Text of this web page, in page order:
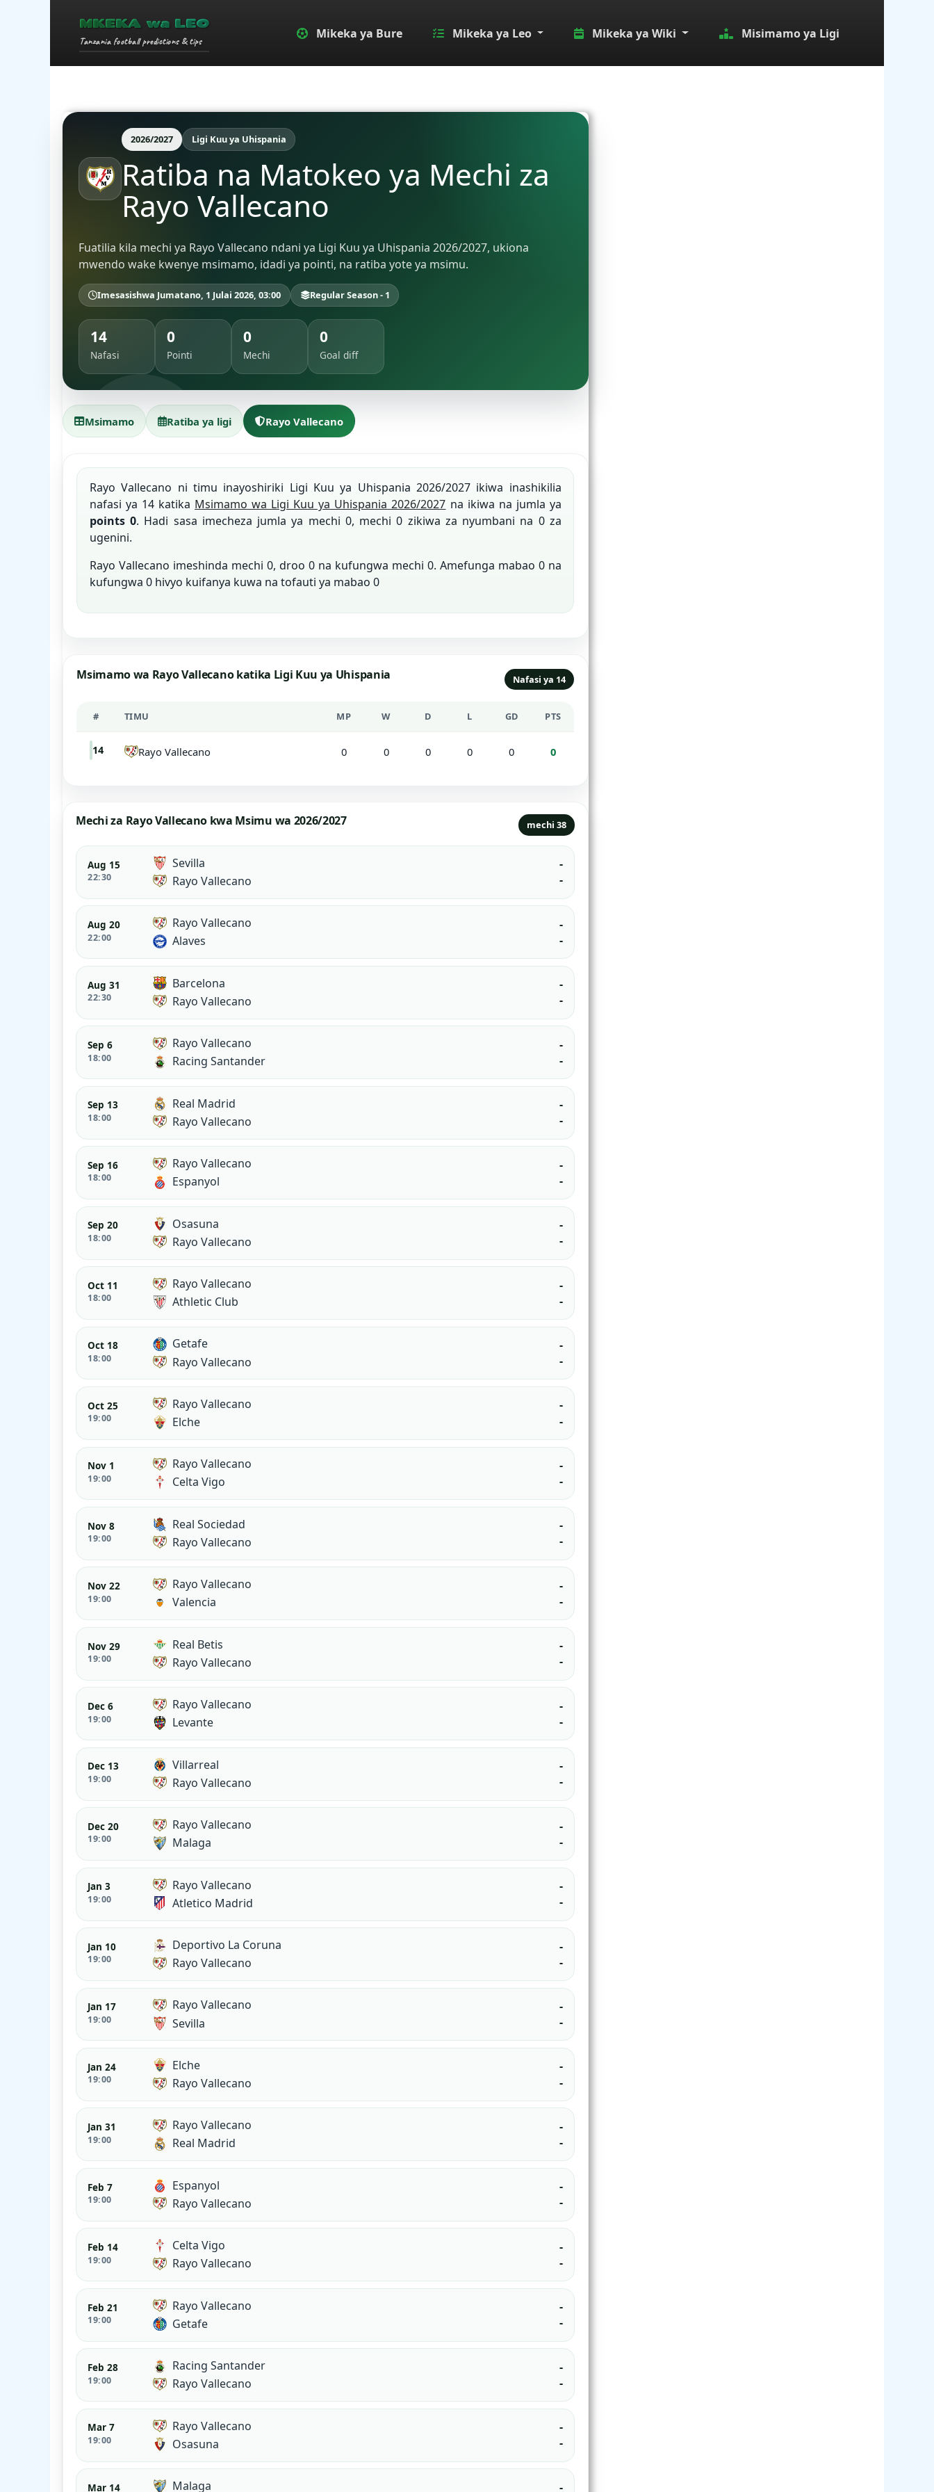
MKEKA wa LEO
Tanzania football predictions & tips
Mikeka ya Bure Mikeka ya Leo Mikeka ya Wiki Misimamo ya Ligi
2026/2027 Ligi Kuu ya Uhispania
Ratiba na Matokeo ya Mechi za
Rayo Vallecano
Fuatilia kila mechi ya Rayo Vallecano ndani ya Ligi Kuu ya Uhispania 2026/2027, ukiona
mwendo wake kwenye msimamo, idadi ya pointi, na ratiba yote ya msimu.
Imesasishwa Jumatano, 1 Julai 2026, 03:00 Regular Season - 1
14
Nafasi
0
Pointi
0
Mechi
0
Goal diff
Msimamo Ratiba ya ligi Rayo Vallecano
Rayo Vallecano ni timu inayoshiriki Ligi Kuu ya Uhispania 2026/2027 ikiwa inashikilia
nafasi ya 14 katika Msimamo wa Ligi Kuu ya Uhispania 2026/2027 na ikiwa na jumla ya
points 0. Hadi sasa imecheza jumla ya mechi 0, mechi 0 zikiwa za nyumbani na 0 za
ugenini.
Rayo Vallecano imeshinda mechi 0, droo 0 na kufungwa mechi 0. Amefunga mabao 0 na
kufungwa 0 hivyo kuifanya kuwa na tofauti ya mabao 0
Msimamo wa Rayo Vallecano katika Ligi Kuu ya Uhispania Nafasi ya 14
# TIMU MP W D L GD PTS
14 Rayo Vallecano 0 0 0 0 0 0
Mechi za Rayo Vallecano kwa Msimu wa 2026/2027 mechi 38
Aug 15
22:30
Sevilla
Rayo Vallecano
-
-
Aug 20
22:00
Rayo Vallecano
Alaves
-
-
Aug 31
22:30
Barcelona
Rayo Vallecano
-
-
Sep 6
18:00
Rayo Vallecano
Racing Santander
-
-
Sep 13
18:00
Real Madrid
Rayo Vallecano
-
-
Sep 16
18:00
Rayo Vallecano
Espanyol
-
-
Sep 20
18:00
Osasuna
Rayo Vallecano
-
-
Oct 11
18:00
Rayo Vallecano
Athletic Club
-
-
Oct 18
18:00
Getafe
Rayo Vallecano
-
-
Oct 25
19:00
Rayo Vallecano
Elche
-
-
Nov 1
19:00
Rayo Vallecano
Celta Vigo
-
-
Nov 8
19:00
Real Sociedad
Rayo Vallecano
-
-
Nov 22
19:00
Rayo Vallecano
Valencia
-
-
Nov 29
19:00
Real Betis
Rayo Vallecano
-
-
Dec 6
19:00
Rayo Vallecano
Levante
-
-
Dec 13
19:00
Villarreal
Rayo Vallecano
-
-
Dec 20
19:00
Rayo Vallecano
Malaga
-
-
Jan 3
19:00
Rayo Vallecano
Atletico Madrid
-
-
Jan 10
19:00
Deportivo La Coruna
Rayo Vallecano
-
-
Jan 17
19:00
Rayo Vallecano
Sevilla
-
-
Jan 24
19:00
Elche
Rayo Vallecano
-
-
Jan 31
19:00
Rayo Vallecano
Real Madrid
-
-
Feb 7
19:00
Espanyol
Rayo Vallecano
-
-
Feb 14
19:00
Celta Vigo
Rayo Vallecano
-
-
Feb 21
19:00
Rayo Vallecano
Getafe
-
-
Feb 28
19:00
Racing Santander
Rayo Vallecano
-
-
Mar 7
19:00
Rayo Vallecano
Osasuna
-
-
Mar 14 Malaga -